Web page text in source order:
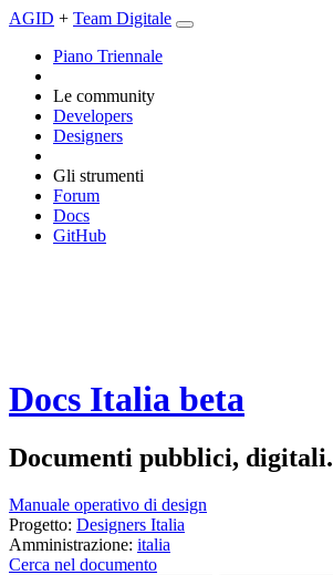
AGID + Team Digitale
Piano Triennale
Le community
Developers
Designers
Gli strumenti
Forum
Docs
GitHub
Docs Italia beta
Documenti pubblici, digitali.
Manuale operativo di design
Progetto: Designers Italia
Amministrazione: italia
Cerca nel documento